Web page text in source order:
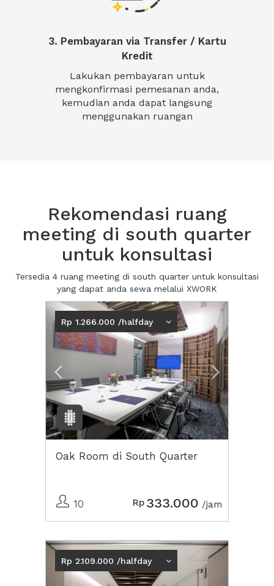
3. Pembayaran via Transfer / Kartu
Kredit
Lakukan pembayaran untuk
mengkonfirmasi pemesanan anda,
kemudian anda dapat langsung
menggunakan ruangan
Rekomendasi ruang
meeting di south quarter
untuk konsultasi
Tersedia 4 ruang meeting di south quarter untuk konsultasi
yang dapat anda sewa melalui XWORK
Previous Next2
Rp 1.266.000 /halfday
Oak Room di South Quarter
10 Rp 333.000 /jam
Previous Next2
Rp 2.109.000 /halfday